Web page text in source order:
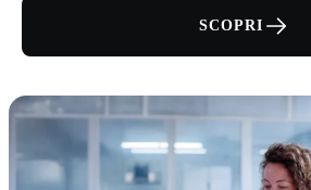
SCOPRI